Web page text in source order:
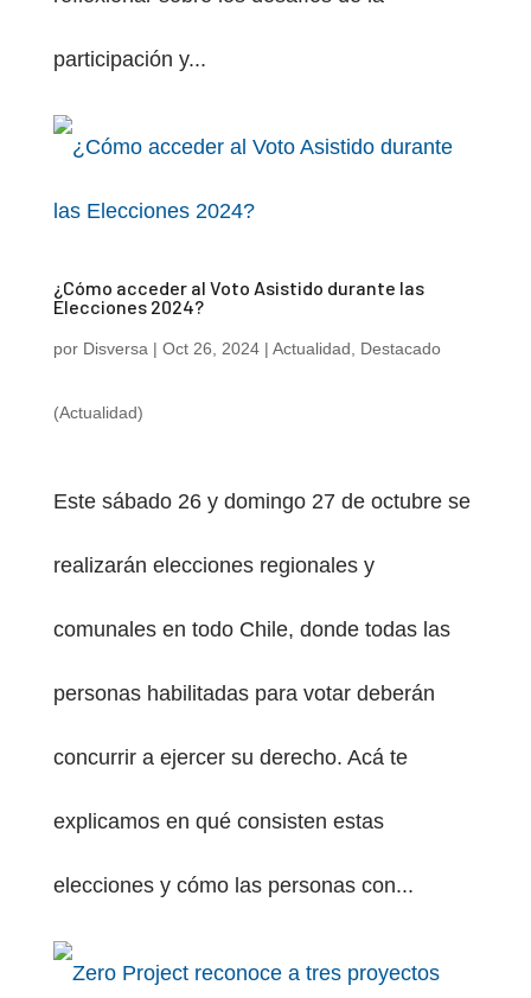
participación y...
¿Cómo acceder al Voto Asistido durante las
Elecciones 2024?
por Disversa | Oct 26, 2024| Actualidad Destacado
(Actualidad)
Este sábado 26 y domingo 27 de octubre se
realizarán elecciones regionales y
comunales en todo Chile, donde todas las
personas habilitadas para votar deberán
concurrir a ejercer su derecho. Acá te
explicamos en qué consisten estas
elecciones y cómo las personas con...